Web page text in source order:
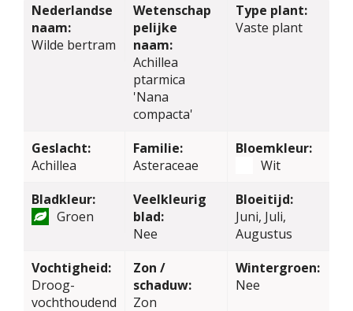
Nederlandse
naam:
Wilde bertram
Wetenschap
pelijke
naam:
Achillea
ptarmica
'Nana
compacta'
Type plant:
Vaste plant
Geslacht:
Achillea
Familie:
Asteraceae
Bloemkleur:
Wit
Bladkleur:
Groen
Veelkleurig
blad:
Nee
Bloeitijd:
Juni, Juli,
Augustus
Vochtigheid:
Droog-
vochthoudend
Zon /
schaduw:
Zon
Wintergroen:
Nee